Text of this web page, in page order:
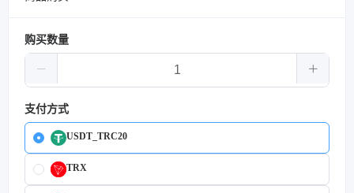
购买数量
支付方式
USDT_TRC20
TRX